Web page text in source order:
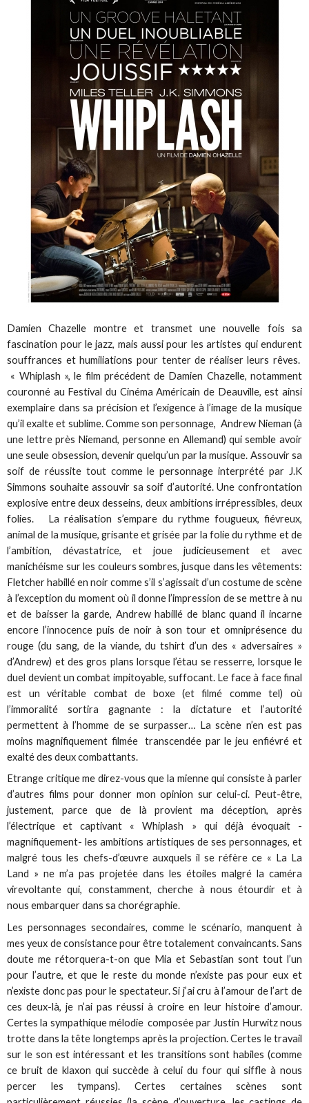
Damien Chazelle montre et transmet une nouvelle fois sa
fascination pour le jazz, mais aussi pour les artistes qui endurent
souffrances et humiliations pour tenter de réaliser leurs rêves.
« Whiplash », le film précédent de Damien Chazelle, notamment
couronné au Festival du Cinéma Américain de Deauville, est ainsi
exemplaire dans sa précision et l’exigence à l’image de la musique
qu’il exalte et sublime. Comme son personnage, Andrew Nieman (à
une lettre près Niemand, personne en Allemand) qui semble avoir
une seule obsession, devenir quelqu’un par la musique. Assouvir sa
soif de réussite tout comme le personnage interprété par J.K
Simmons souhaite assouvir sa soif d’autorité. Une confrontation
explosive entre deux desseins, deux ambitions irrépressibles, deux
folies. La réalisation s’empare du rythme fougueux, fiévreux,
animal de la musique, grisante et grisée par la folie du rythme et de
l’ambition, dévastatrice, et joue judicieusement et avec
manichéisme sur les couleurs sombres, jusque dans les vêtements:
Fletcher habillé en noir comme s’il s’agissait d’un costume de scène
à l’exception du moment où il donne l’impression de se mettre à nu
et de baisser la garde, Andrew habillé de blanc quand il incarne
encore l’innocence puis de noir à son tour et omniprésence du
rouge (du sang, de la viande, du tshirt d’un des « adversaires »
d’Andrew) et des gros plans lorsque l’étau se resserre, lorsque le
duel devient un combat impitoyable, suffocant. Le face à face final
est un véritable combat de boxe (et filmé comme tel) où
l’immoralité sortira gagnante : la dictature et l’autorité
permettent à l’homme de se surpasser… La scène n’en est pas
moins magnifiquement filmée transcendée par le jeu enfiévré et
exalté des deux combattants.
Etrange critique me direz-vous que la mienne qui consiste à parler
d’autres films pour donner mon opinion sur celui-ci. Peut-être,
justement, parce que de là provient ma déception, après
l’électrique et captivant « Whiplash » qui déjà évoquait -
magnifiquement- les ambitions artistiques de ses personnages, et
malgré tous les chefs-d’œuvre auxquels il se réfère ce « La La
Land » ne m’a pas projetée dans les étoiles malgré la caméra
virevoltante qui, constamment, cherche à nous étourdir et à
nous embarquer dans sa chorégraphie.
Les personnages secondaires, comme le scénario, manquent à
mes yeux de consistance pour être totalement convaincants. Sans
doute me rétorquera-t-on que Mia et Sebastian sont tout l’un
pour l’autre, et que le reste du monde n’existe pas pour eux et
n’existe donc pas pour le spectateur. Si j’ai cru à l’amour de l’art de
ces deux-là, je n’ai pas réussi à croire en leur histoire d’amour.
Certes la sympathique mélodie composée par Justin Hurwitz nous
trotte dans la tête longtemps après la projection. Certes le travail
sur le son est intéressant et les transitions sont habiles (comme
ce bruit de klaxon qui succède à celui du four qui siffle à nous
percer les tympans). Certes certaines scènes sont